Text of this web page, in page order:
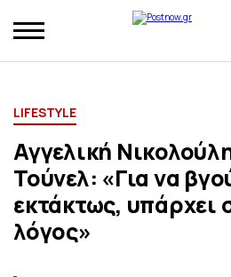
LIFESTYLE
Αγγελική
Τούνελ: «Για να
εκτάκτως, υπάρχει
λόγος»